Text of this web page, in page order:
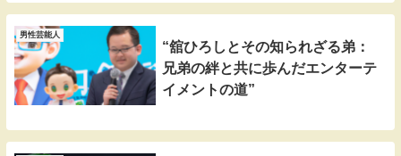
男性芸能人
“舘ひろしとその知られざる弟：
兄弟の絆と共に歩んだエンターテ
イメントの道”